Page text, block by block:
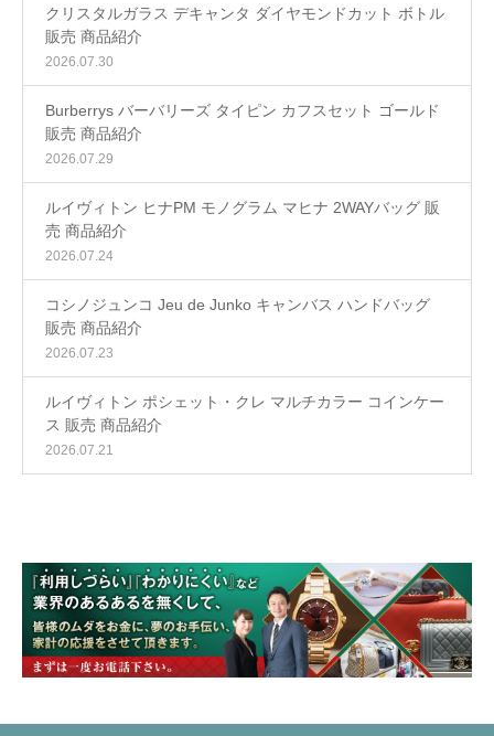
クリスタルガラス デキャンタ ダイヤモンドカット ボトル
販売 商品紹介
2026.07.30
Burberrys バーバリーズ タイピン カフスセット ゴールド
販売 商品紹介
2026.07.29
ルイヴィトン ヒナPM モノグラム マヒナ 2WAYバッグ 販
売 商品紹介
2026.07.24
コシノジュンコ Jeu de Junko キャンバス ハンドバッグ
販売 商品紹介
2026.07.23
ルイヴィトン ポシェット・クレ マルチカラー コインケー
ス 販売 商品紹介
2026.07.21